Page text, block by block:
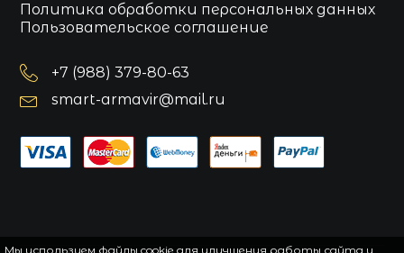
Политика обработки персональных данных
Пользовательское соглашение
+7 (988) 379-80-63
smart-armavir@mail.ru
Мы используем файлы cookie для улучшения работы сайта и